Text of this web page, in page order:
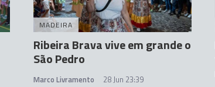
MADEIRA
Ribeira Brava vive em grande o
São Pedro
Marco Livramento 28 Jun 23:39